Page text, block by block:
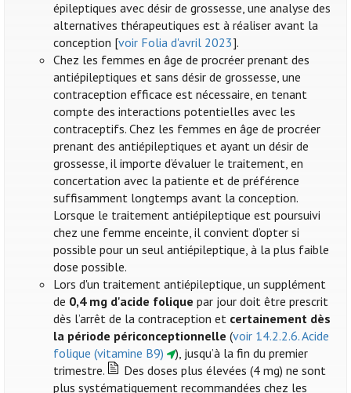
épileptiques avec désir de grossesse, une analyse des
alternatives thérapeutiques est à réaliser avant la
conception [voir Folia d'avril 2023].
Chez les femmes en âge de procréer prenant des
antiépileptiques et sans désir de grossesse, une
contraception efficace est nécessaire, en tenant
compte des interactions potentielles avec les
contraceptifs. Chez les femmes en âge de procréer
prenant des antiépileptiques et ayant un désir de
grossesse, il importe d’évaluer le traitement, en
concertation avec la patiente et de préférence
suffisamment longtemps avant la conception.
Lorsque le traitement antiépileptique est poursuivi
chez une femme enceinte, il convient d’opter si
possible pour un seul antiépileptique, à la plus faible
dose possible.
Lors d'un traitement antiépileptique, un supplément
de 0,4 mg d'acide folique par jour doit être prescrit
dès l’arrêt de la contraception et certainement dès
la période périconceptionnelle (voir 14.2.2.6. Acide
folique (vitamine B9)
), jusqu’à la fin du premier
trimestre.
Des doses plus élevées (4 mg) ne sont
plus systématiquement recommandées chez les